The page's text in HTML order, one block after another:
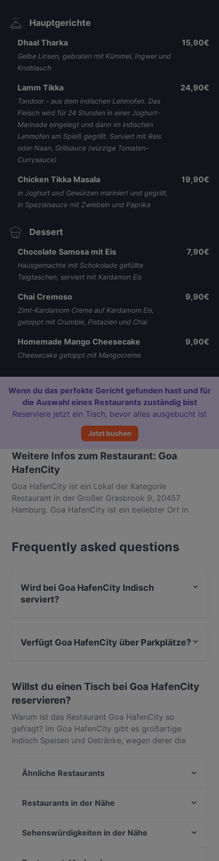
Hauptgerichte
Dhaal Tharka
Gelbe Linsen, gebraten mit Kümmel, Ingwer und
Knoblauch
15,90€
Lamm Tikka
Tandoor - aus dem indischen Lehmofen. Das
Fleisch wird für 24 Stunden in einer Joghurt-
Marinade eingelegt und dann im indischen
Lehmofen am Spieß gegrillt. Serviert mit Reis
oder Naan, Grillsauce (würzige Tomaten-
Currysauce)
24,90€
Chicken Tikka Masala
in Joghurt und Gewürzen mariniert und gegrillt,
in Spezialsauce mit Zwiebeln und Paprika
19,90€
Dessert
Chocolate Samosa mit Eis
Hausgemachte mit Schokolade gefüllte
Teigtaschen, serviert mit Kardamon Eis
7,90€
Chai Cremoso
Zimt-Kardamom Creme auf Kardamom Eis,
getoppt mit Crumble, Pistazien und Chai
9,90€
Homemade Mango Cheesecake
Cheesecake getoppt mit Mangocreme
9,90€
Wenn du das perfekte Gericht gefunden hast und für
die Auswahl eines Restaurants zuständig bist
Reserviere jetzt ein Tisch, bevor alles ausgebucht ist
Jetzt buchen
Weitere Infos zum Restaurant: Goa
HafenCity
Goa HafenCity ist ein Lokal der Kategorie
Restaurant in der Großer Grasbrook 9, 20457
Hamburg. Goa HafenCity ist ein beliebter Ort in
Feinschmeckererlebnis bist, entdecke die Gerichte
im Goa HafenCity und erlebe authentische Indisch
Frequently asked questions
Wird bei Goa HafenCity Indisch
serviert?
Verfügt Goa HafenCity über Parkplätze?
Willst du einen Tisch bei Goa HafenCity
reservieren?
Warum ist das Restaurant Goa HafenCity so
gefragt? Im Goa HafenCity gibt es großartige
Indisch Speisen und Getränke, wegen derer die
wie Asiatisch, Essen & Trinken. Finde heraus, was
unterscheidet, und reserviere noch heute einen Tisch
Ähnliche Restaurants
Pâtisserie Johanna
Restaurants in der Nähe
Nomi Japanische Restaurant
Sehenswürdigkeiten in der Nähe